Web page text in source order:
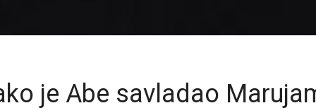
je Abe savladao